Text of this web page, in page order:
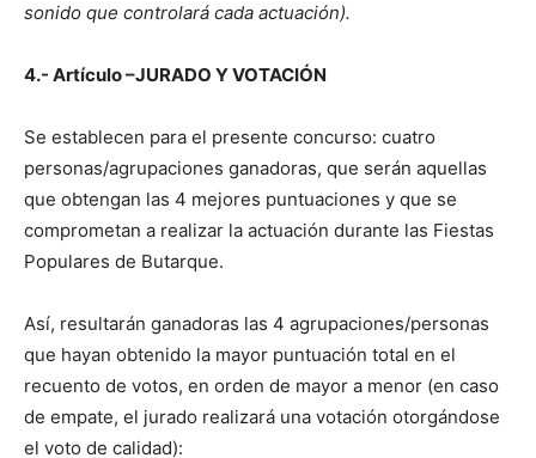
sonido que controlará cada actuación).
4.- Artículo –JURADO Y VOTACIÓN
Se establecen para el presente concurso: cuatro
personas/agrupaciones ganadoras, que serán aquellas
que obtengan las 4 mejores puntuaciones y que se
comprometan a realizar la actuación durante las Fiestas
Populares de Butarque.
Así, resultarán ganadoras las 4 agrupaciones/personas
que hayan obtenido la mayor puntuación total en el
recuento de votos, en orden de mayor a menor (en caso
de empate, el jurado realizará una votación otorgándose
el voto de calidad):